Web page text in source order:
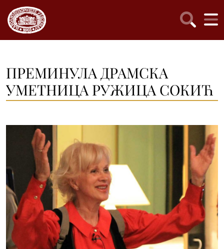
ПРЕМИНУЛА ДРАМСКА
УМЕТНИЦА РУЖИЦА СОКИЋ